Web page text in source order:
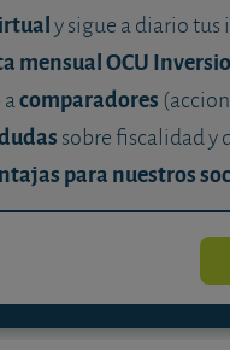
y sigue a diario tus
mensual OCU
comparadores
sobre fiscalidad y
para nuestros